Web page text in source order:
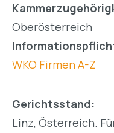
Oberösterreich
Informationspflicht
WKO Firmen A-Z
Gerichtsstand:
Linz, Österreich.